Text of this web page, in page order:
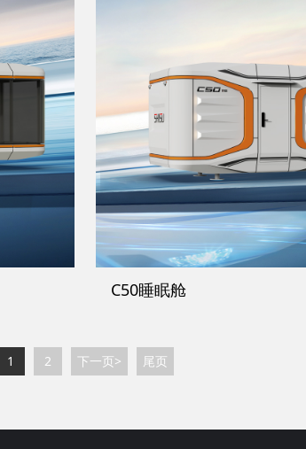
C50睡眠舱
1 2 下一页> 尾页